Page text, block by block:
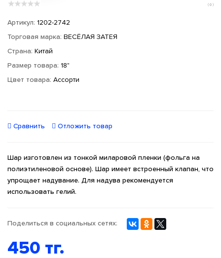
( 0 )
Артикул: 1202-2742
Торговая марка: ВЕСЁЛАЯ ЗАТЕЯ
Страна: Китай
Размер товара: 18"
Цвет товара: Ассорти
Сравнить Отложить товар
Шар изготовлен из тонкой миларовой пленки (фольга на
полиэтиленовой основе). Шар имеет встроенный клапан, что
упрощает надувание. Для надува рекомендуется
использовать гелий.
Поделиться в социальных сетях:
450 тг.